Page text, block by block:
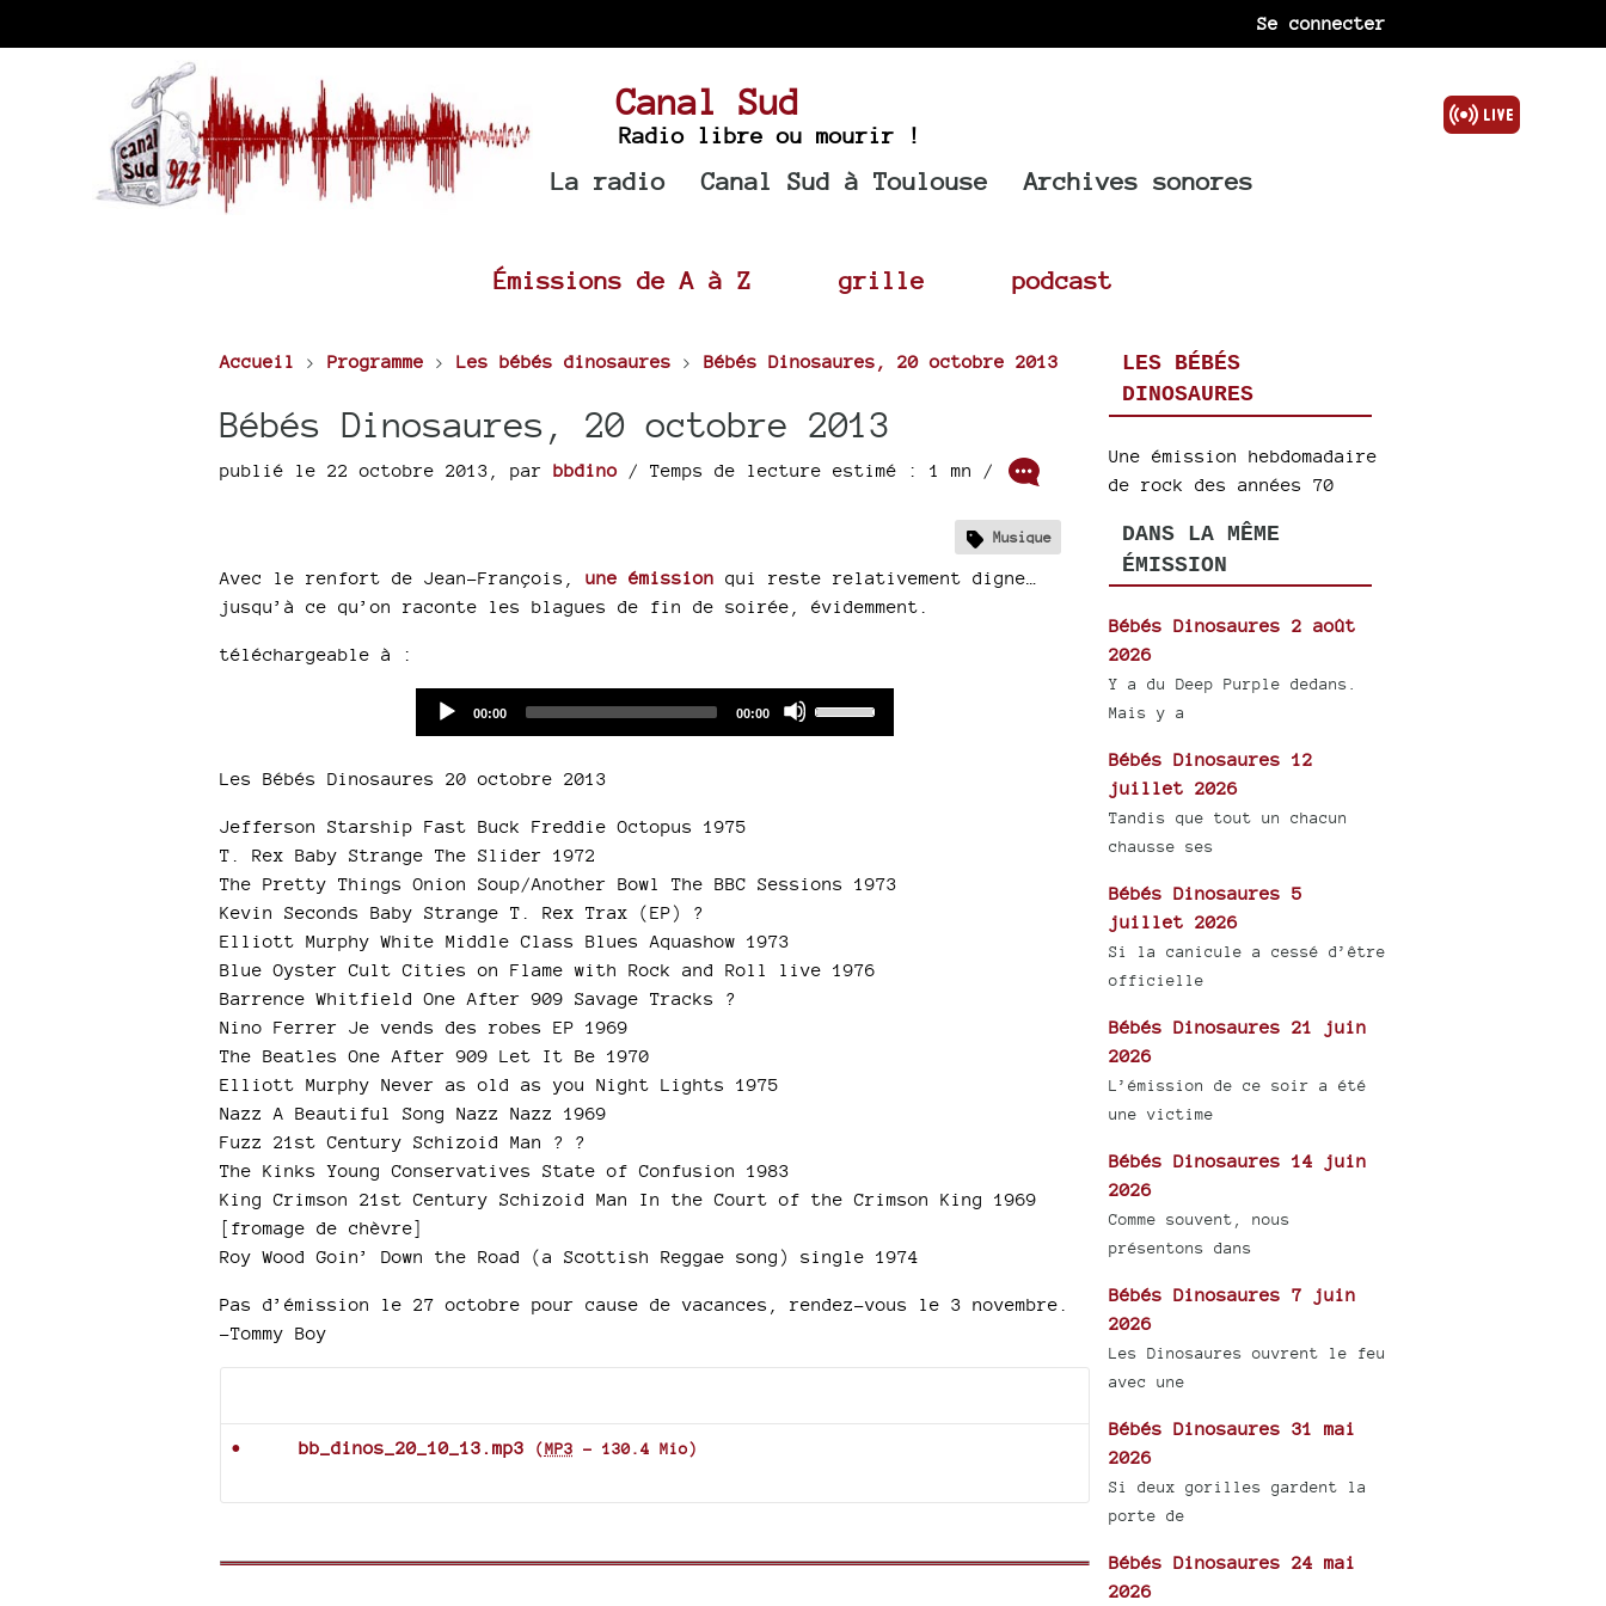
Se connecter
Canal Sud
Radio libre ou mourir !
La radio Canal Sud à Toulouse Archives sonores
Émissions de A à Z grille podcast
Accueil > Programme > Les bébés dinosaures > Bébés Dinosaures, 20 octobre 2013
Bébés Dinosaures, 20 octobre 2013
publié le 22 octobre 2013 par bbdino/ Temps de lecture estimé : 1 mn /
Musique
Avec le renfort de Jean-François, une émission qui reste relativement digne…
jusqu’à ce qu’on raconte les blagues de fin de soirée, évidemment.
téléchargeable à :
Current
00:00
Total
00:00
Les Bébés Dinosaures 20 octobre 2013
Jefferson Starship Fast Buck Freddie Octopus 1975
T. Rex Baby Strange The Slider 1972
The Pretty Things Onion Soup/Another Bowl The BBC Sessions 1973
Kevin Seconds Baby Strange T. Rex Trax (EP) ?
Elliott Murphy White Middle Class Blues Aquashow 1973
Blue Oyster Cult Cities on Flame with Rock and Roll live 1976
Barrence Whitfield One After 909 Savage Tracks ?
Nino Ferrer Je vends des robes EP 1969
The Beatles One After 909 Let It Be 1970
Elliott Murphy Never as old as you Night Lights 1975
Nazz A Beautiful Song Nazz Nazz 1969
Fuzz 21st Century Schizoid Man ? ?
The Kinks Young Conservatives State of Confusion 1983
King Crimson 21st Century Schizoid Man In the Court of the Crimson King 1969
[fromage de chèvre]
Roy Wood Goin’ Down the Road (a Scottish Reggae song) single 1974
Pas d’émission le 27 octobre pour cause de vacances, rendez-vous le 3 novembre.
-Tommy Boy
bb_dinos_20_10_13.mp3 (MP3 - 130.4 Mio)
LES BÉBÉS
DINOSAURES
Une émission hebdomadaire
de rock des années 70
DANS LA MÊME
ÉMISSION
Bébés Dinosaures 2 août
2026
Y a du Deep Purple dedans.
Mais y a
Bébés Dinosaures 12
juillet 2026
Tandis que tout un chacun
chausse ses
Bébés Dinosaures 5
juillet 2026
Si la canicule a cessé d’être
officielle
Bébés Dinosaures 21 juin
2026
L’émission de ce soir a été
une victime
Bébés Dinosaures 14 juin
2026
Comme souvent, nous
présentons dans
Bébés Dinosaures 7 juin
2026
Les Dinosaures ouvrent le feu
avec une
Bébés Dinosaures 31 mai
2026
Si deux gorilles gardent la
porte de
Bébés Dinosaures 24 mai
2026